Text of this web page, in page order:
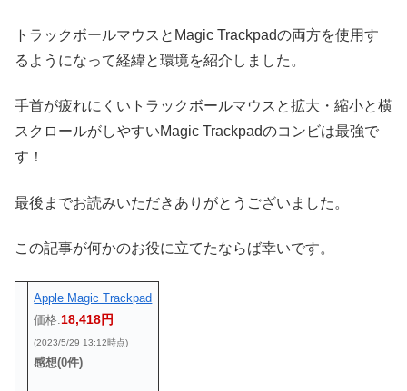
トラックボールマウスとMagic Trackpadの両方を使用す
るようになって経緯と環境を紹介しました。
手首が疲れにくいトラックボールマウスと拡大・縮小と横
スクロールがしやすいMagic Trackpadのコンビは最強で
す！
最後までお読みいただきありがとうございました。
この記事が何かのお役に立てたならば幸いです。
Apple Magic Trackpad
価格:18,418円
(2023/5/29 13:12時点)
感想(0件)